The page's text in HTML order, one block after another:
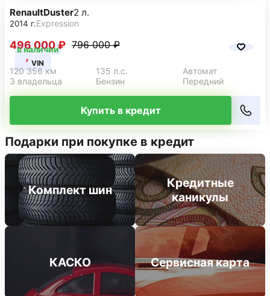
в наличии
VIN
RenaultDuster2 л.
2014 г.Expression
496 000 ₽ 796 000 ₽
120 356 км 135 л.с.
Автомат
3 владельца
Бензин Передний
Купить в кредит
Подарки при покупке в кредит
Комплект шин
Кредитные
каникулы
КАСКО Сервисная карта